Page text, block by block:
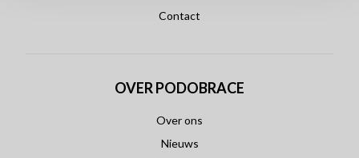
Contact
OVER PODOBRACE
Over ons
Nieuws